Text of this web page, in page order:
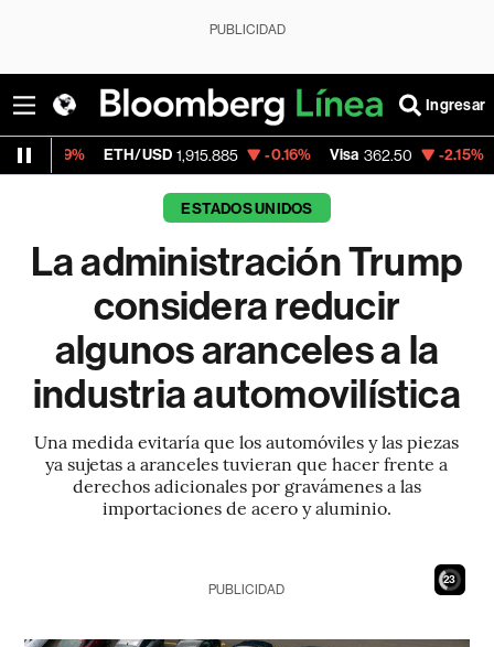
PUBLICIDAD
Ingresar
ETH/USD 1,915.885 -0.16% Visa 362.50 -2.15%
ESTADOS UNIDOS
La administración Trump
considera reducir
algunos aranceles a la
industria automovilística
Una medida evitaría que los automóviles y las piezas
ya sujetas a aranceles tuvieran que hacer frente a
derechos adicionales por gravámenes a las
importaciones de acero y aluminio.
21
PUBLICIDAD